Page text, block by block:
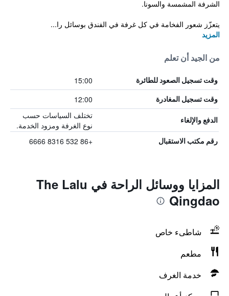
الشرفة المشمسة والسونا.
يتعزّز شعور الفخامة في كل غرفة في الفندق بوسائل را...
المزيد
من الجيد أن تعلم
وقت تسجيل الصعود للطائرة 15:00
وقت تسجيل المغادرة 12:00
الدفع والإلغاء
تختلف السياسات حسب
نوع الغرفة ومزود الخدمة.
رقم مكتب الاستقبال +86 532 8316 6666
المزايا ووسائل الراحة في The Lalu
Qingdao
شاطىء خاص
مطعم
خدمة الغرف